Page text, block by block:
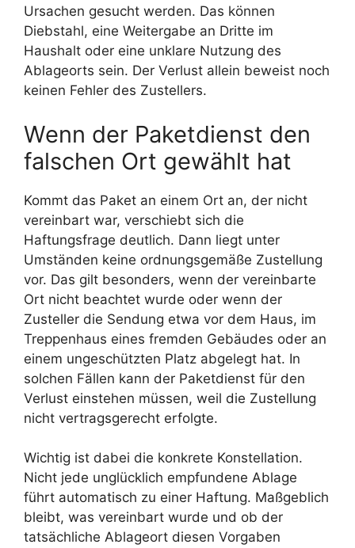
Ursachen gesucht werden. Das können
Diebstahl, eine Weitergabe an Dritte im
Haushalt oder eine unklare Nutzung des
Ablageorts sein. Der Verlust allein beweist noch
keinen Fehler des Zustellers.
Wenn der Paketdienst den
falschen Ort gewählt hat
Kommt das Paket an einem Ort an, der nicht
vereinbart war, verschiebt sich die
Haftungsfrage deutlich. Dann liegt unter
Umständen keine ordnungsgemäße Zustellung
vor. Das gilt besonders, wenn der vereinbarte
Ort nicht beachtet wurde oder wenn der
Zusteller die Sendung etwa vor dem Haus, im
Treppenhaus eines fremden Gebäudes oder an
einem ungeschützten Platz abgelegt hat. In
solchen Fällen kann der Paketdienst für den
Verlust einstehen müssen, weil die Zustellung
nicht vertragsgerecht erfolgte.
Wichtig ist dabei die konkrete Konstellation.
Nicht jede unglücklich empfundene Ablage
führt automatisch zu einer Haftung. Maßgeblich
bleibt, was vereinbart wurde und ob der
tatsächliche Ablageort diesen Vorgaben